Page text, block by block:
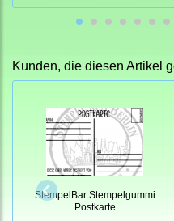
Kunden, die diesen Artikel
StempelBar Stempelgummi
Postkarte